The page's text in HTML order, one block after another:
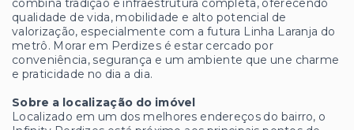
combina tradição e infraestrutura completa, oferecendo
qualidade de vida, mobilidade e alto potencial de
valorização, especialmente com a futura Linha Laranja do
metrô. Morar em Perdizes é estar cercado por
conveniência, segurança e um ambiente que une charme
e praticidade no dia a dia.
Sobre a localização do imóvel
Localizado em um dos melhores endereços do bairro, o